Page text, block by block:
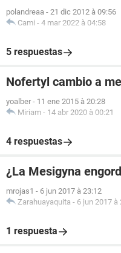
polandreaa - 21 dic 2012 à 09:56
Cami - 4 mar 2022 à 04:58
5 respuestas
Nofertyl cambio a
yoalber - 11 ene 2015 à 20:28
Miriam - 14 abr 2020 à 00:21
4 respuestas
¿La Mesigyna
mrojas1 - 6 jun 2017 à 23:12
Zarahuayaquita - 6 jun 2017 à
1 respuesta